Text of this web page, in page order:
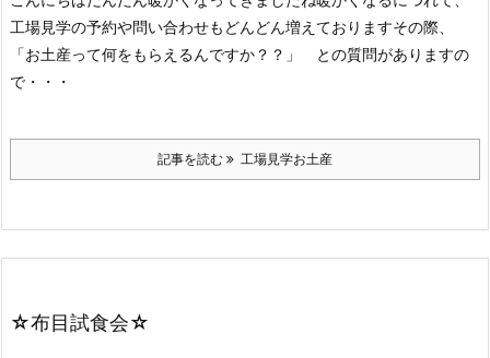
工場見学の予約や問い合わせもどんどん増えておりますその際、
「お土産って何をもらえるんですか？？」 との質問がありますの
で・・・
記事を読む 工場見学お土産
☆布目試食会☆